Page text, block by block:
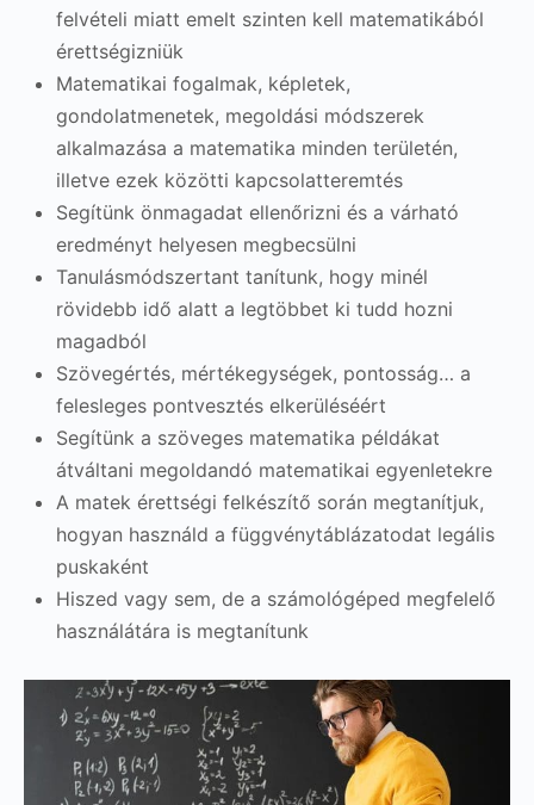
felvételi miatt emelt szinten kell matematikából
érettségizniük
Matematikai fogalmak, képletek,
gondolatmenetek, megoldási módszerek
alkalmazása a matematika minden területén,
illetve ezek közötti kapcsolatteremtés
Segítünk önmagadat ellenőrizni és a várható
eredményt helyesen megbecsülni
Tanulásmódszertant tanítunk, hogy minél
rövidebb idő alatt a legtöbbet ki tudd hozni
magadból
Szövegértés, mértékegységek, pontosság… a
felesleges pontvesztés elkerüléséért
Segítünk a szöveges matematika példákat
átváltani megoldandó matematikai egyenletekre
A matek érettségi felkészítő során megtanítjuk,
hogyan használd a függvénytáblázatodat legális
puskaként
Hiszed vagy sem, de a számológéped megfelelő
használátára is megtanítunk